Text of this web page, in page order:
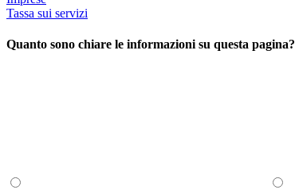
Tassa sui servizi
Quanto sono chiare le informazioni su questa pagina?